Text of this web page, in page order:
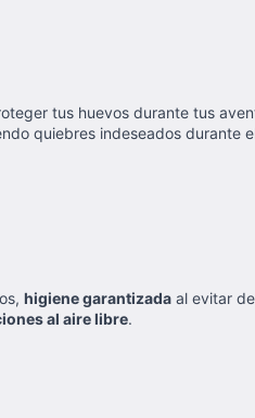
tus huevos durante tus
quiebres indeseados durante
higiene garantizada al evitar
al aire libre.